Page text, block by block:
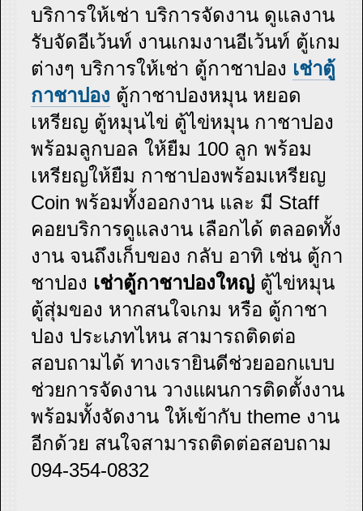
บริการให้เช่า บริการจัดงาน ดูแลงาน
รับจัดอีเว้นท์ งานเกมงานอีเว้นท์ ตู้เกม
ต่างๆ บริการให้เช่า ตู้กาชาปอง เช่าตู้
กาชาปอง ตู้กาชาปองหมุน หยอด
เหรียญ ตู้หมุนไข่ ตู้ไข่หมุน กาชาปอง
พร้อมลูกบอล ให้ยืม 100 ลูก พร้อม
เหรียญให้ยืม กาชาปองพร้อมเหรียญ
Coin พร้อมทั้งออกงาน และ มี Staff
คอยบริการดูแลงาน เลือกได้ ตลอดทั้ง
งาน จนถึงเก็บของ กลับ อาทิ เช่น ตู้กา
ชาปอง เช่าตู้กาชาปองใหญ่ ตู้ไข่หมุน
ตู้สุ่มของ หากสนใจเกม หรือ ตู้กาชา
ปอง ประเภทไหน สามารถติดต่อ
สอบถามได้ ทางเรายินดีช่วยออกแบบ
ช่วยการจัดงาน วางแผนการติดตั้งงาน
พร้อมทั้งจัดงาน ให้เข้ากับ theme งาน
อีกด้วย สนใจสามารถติดต่อสอบถาม
094-354-0832